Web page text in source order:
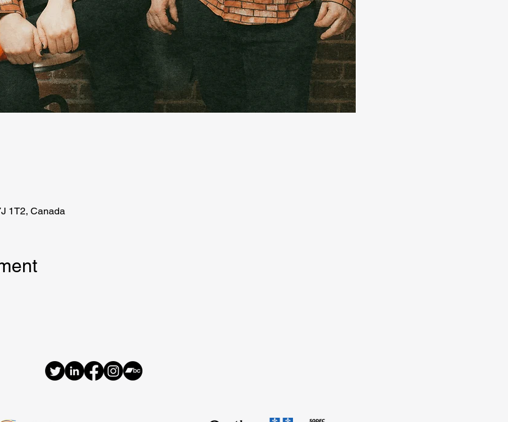
1T2, Canada